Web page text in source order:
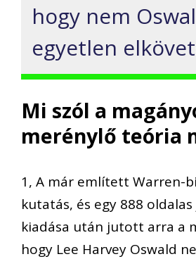
hogy nem
egyetlen
Mi szól a
merénylő teória
1, A már említett Warren-
kutatás, és egy 888
kiadása után jutott arra a
hogy Lee Harvey Oswald